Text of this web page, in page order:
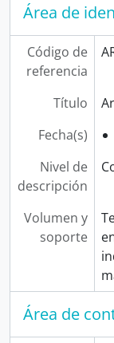
Área de
Código de
referencia
Título
Fecha(s)
Nivel de
descripción
Volumen y
soporte
Área de